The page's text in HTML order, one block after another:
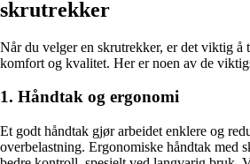
skrutrekker
Når du velger en skrutrekker, er det viktig å
komfort og kvalitet. Her er noen av de
1. Håndtak og ergonomi
Et godt håndtak gjør arbeidet enklere og
overbelastning. Ergonomiske håndtak med